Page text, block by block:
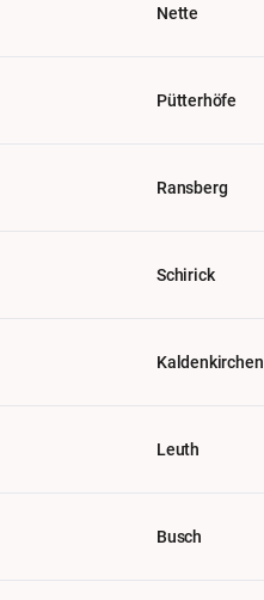
Nette
Pütterhöfe
Ransberg
Schirick
Kaldenkirchen
Leuth
Busch